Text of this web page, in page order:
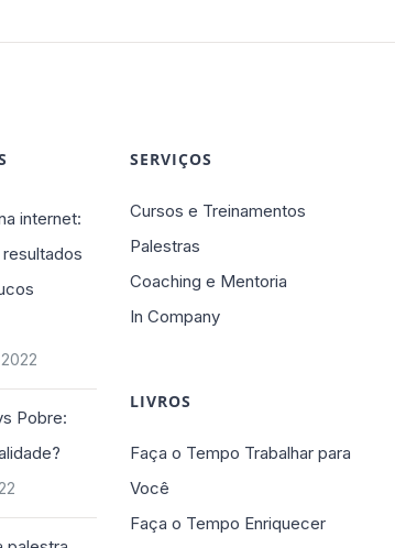
internet:
Pobre:
SERVIÇOS
Cursos e Treinamentos
Palestras
Coaching e Mentoria
In Company
LIVROS
Faça o Tempo Trabalhar para
Você
Faça o Tempo Enriquecer